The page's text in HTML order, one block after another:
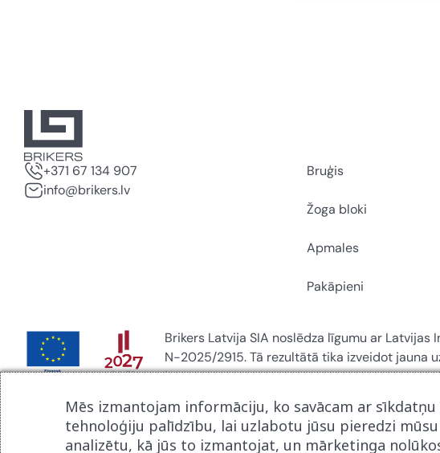
+371 67 134 907
info@brikers.lv
Bruģis
Žoga bloki
Apmales
Pakāpieni
Brikers Latvija SIA noslēdza līgumu ar
N-2025/2915. Tā rezultātā tika izveidot jauna
ietvaros.
Mēs izmantojam informāciju, ko savācam ar sīkdatņu
tehnoloģiju palīdzību, lai uzlabotu jūsu pieredzi
analizētu, kā jūs to izmantojat, un mārketinga